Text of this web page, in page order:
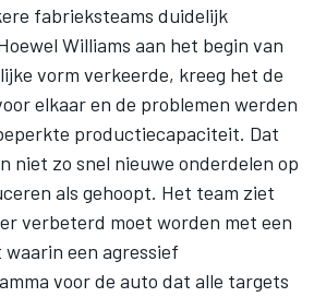
fabrieksteams duidelijk
Williams aan het begin van
vorm verkeerde, kreeg het de
elkaar en de problemen werden
productiecapaciteit. Dat
niet zo snel nieuwe onderdelen op
als gehoopt. Het team ziet
verbeterd moet worden met een
een agressief
voor de auto dat alle targets